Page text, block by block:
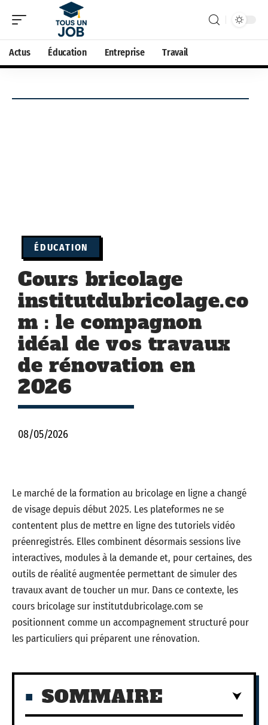
Actus Éducation Entreprise Travail
ÉDUCATION
Cours bricolage
institutdubricolage.co
m : le compagnon
idéal de vos travaux
de rénovation en
2026
08/05/2026
Le marché de la formation au bricolage en ligne a changé
de visage depuis début 2025. Les plateformes ne se
contentent plus de mettre en ligne des tutoriels vidéo
préenregistrés. Elles combinent désormais sessions live
interactives, modules à la demande et, pour certaines, des
outils de réalité augmentée permettant de simuler des
travaux avant de toucher un mur. Dans ce contexte, les
cours bricolage sur institutdubricolage.com se
positionnent comme un accompagnement structuré pour
les particuliers qui préparent une rénovation.
SOMMAIRE